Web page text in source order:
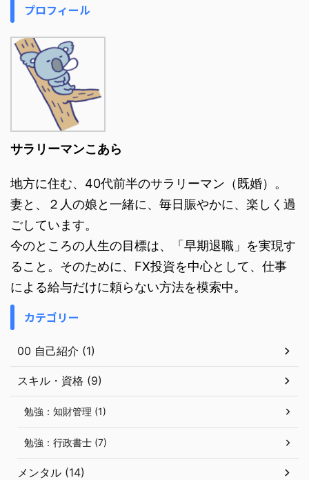
プロフィール
サラリーマンこあら
地方に住む、40代前半のサラリーマン（既婚）。
妻と、２人の娘と一緒に、毎日賑やかに、楽しく過
ごしています。
今のところの人生の目標は、「早期退職」を実現す
ること。そのために、FX投資を中心として、仕事
による給与だけに頼らない方法を模索中。
カテゴリー
00 自己紹介 (1)
スキル・資格 (9)
勉強：知財管理 (1)
勉強：行政書士 (7)
メンタル (14)